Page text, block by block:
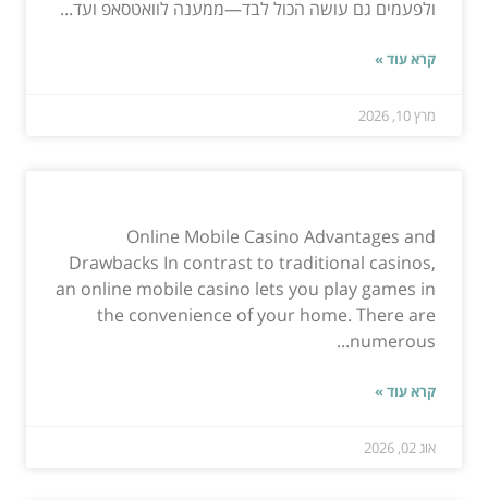
ולפעמים גם עושה הכול לבד—ממענה לוואטסאפ ועד...
קרא עוד »
מרץ 10, 2026
Online Mobile Casino Advantages and
Drawbacks In contrast to traditional casinos,
an online mobile casino lets you play games in
the convenience of your home. There are
numerous...
קרא עוד »
אוג 02, 2026